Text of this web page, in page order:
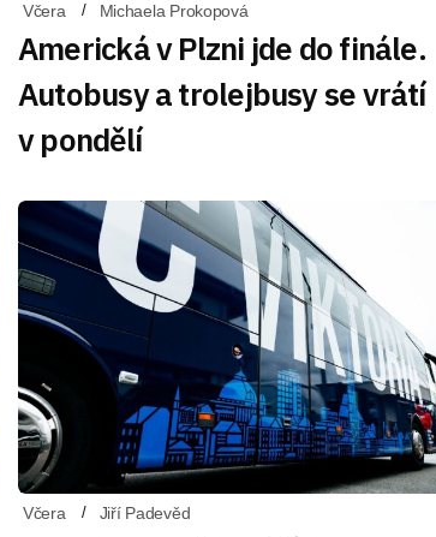
Včera Michaela Prokopová
Americká v Plzni jde do finále.
Autobusy a trolejbusy se vrátí
v pondělí
Včera Jiří Padevěd